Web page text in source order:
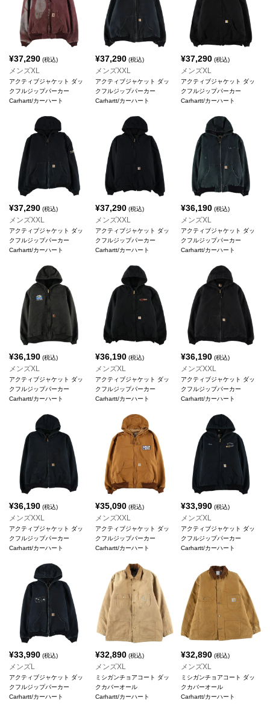
¥37,290 (税込)
メンズXL
アクティブジャケット ダッ
クフルジップパーカー
Carhartt/カーハート
¥37,290(税込)
メンズXXL
アクティブジャケット ダッ
クフルジップパーカー
Carhartt/カーハート
¥37,290 (税込)
メンズXL
アクティブジャケット ダッ
クフルジップパーカー
Carhartt/カーハート
¥37,290 (税込)
メンズXXL
アクティブジャケット ダッ
クフルジップパーカー
Carhartt/カーハート
¥37,290(税込)
メンズXXL
アクティブジャケット ダッ
クフルジップパーカー
Carhartt/カーハート
¥36,190 (税込)
メンズXL
アクティブジャケット ダッ
クフルジップパーカー
Carhartt/カーハート
¥36,190 (税込)
メンズXL
アクティブジャケット ダッ
クフルジップパーカー
Carhartt/カーハート
¥36,190(税込)
メンズXL
アクティブジャケット ダッ
クフルジップパーカー
Carhartt/カーハート
¥36,190 (税込)
メンズXXL
アクティブジャケット ダッ
クフルジップパーカー
Carhartt/カーハート
¥36,190 (税込)
メンズXXL
アクティブジャケット ダッ
クフルジップパーカー
Carhartt/カーハート
¥35,090(税込)
メンズXXL
アクティブジャケット ダッ
クフルジップパーカー
Carhartt/カーハート
¥33,990 (税込)
メンズXL
アクティブジャケット ダッ
クフルジップパーカー
Carhartt/カーハート
¥33,990 (税込)
メンズL
アクティブジャケット ダッ
クフルジップパーカー
Carhartt/カーハート
¥32,890(税込)
メンズXL
ミシガンチョアコート ダッ
クカバーオール
Carhartt/カーハート
¥32,890 (税込)
メンズXL
ミシガンチョアコート ダッ
クカバーオール
Carhartt/カーハート